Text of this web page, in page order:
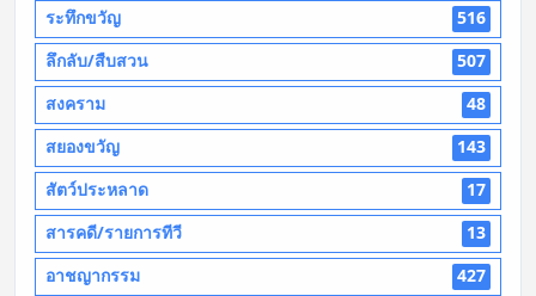
ระทึกขวัญ
516
ลึกลับ/สืบสวน
507
สงคราม
48
สยองขวัญ
143
สัตว์ประหลาด
17
สารคดี/รายการทีวี
13
อาชญากรรม
427